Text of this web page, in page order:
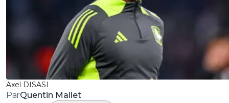
Axel DISASI
ParQuentin Mallet